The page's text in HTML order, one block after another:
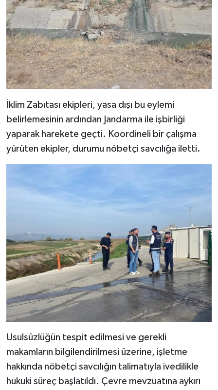
İklim Zabıtası ekipleri, yasa dışı bu eylemi
belirlemesinin ardından Jandarma ile işbirliği
yaparak harekete geçti. Koordineli bir çalışma
yürüten ekipler, durumu nöbetçi savcılığa iletti.
Usulsüzlüğün tespit edilmesi ve gerekli
makamların bilgilendirilmesi üzerine, işletme
hakkında nöbetçi savcılığın talimatıyla ivedilikle
hukuki süreç başlatıldı. Çevre mevzuatına aykırı